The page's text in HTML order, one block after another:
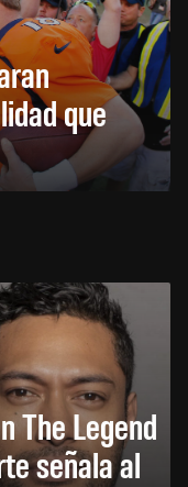
que
The Legend
señala al